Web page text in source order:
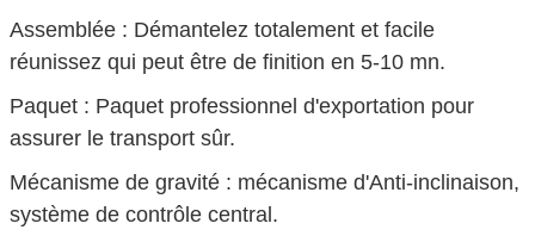
Assemblée : Démantelez totalement et facile
réunissez qui peut être de finition en 5-10 mn.
Paquet : Paquet professionnel d'exportation pour
assurer le transport sûr.
Mécanisme de gravité : mécanisme d'Anti-inclinaison,
système de contrôle central.